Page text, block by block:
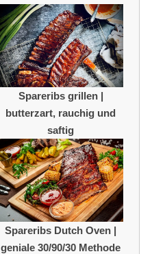
Spareribs grillen |
butterzart, rauchig und
saftig
Spareribs Dutch Oven |
geniale 30/90/30 Methode